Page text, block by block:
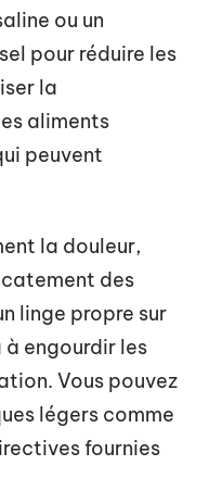
ou un
pour réduire les
la
aliments
peuvent
la douleur,
des
linge propre sur
engourdir les
Vous pouvez
légers comme
fournies